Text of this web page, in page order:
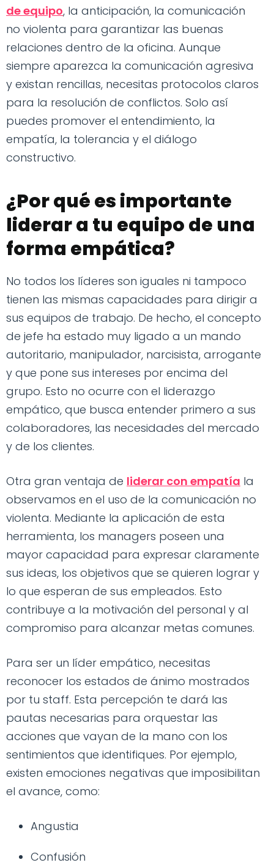
de equipo, la anticipación, la comunicación
no violenta para garantizar las buenas
relaciones dentro de la oficina. Aunque
siempre aparezca la comunicación agresiva
y existan rencillas, necesitas protocolos claros
para la resolución de conflictos. Solo así
puedes promover el entendimiento, la
empatía, la tolerancia y el diálogo
constructivo.
¿Por qué es importante
liderar a tu equipo de una
forma empática?
No todos los líderes son iguales ni tampoco
tienen las mismas capacidades para dirigir a
sus equipos de trabajo. De hecho, el concepto
de jefe ha estado muy ligado a un mando
autoritario, manipulador, narcisista, arrogante
y que pone sus intereses por encima del
grupo. Esto no ocurre con el liderazgo
empático, que busca entender primero a sus
colaboradores, las necesidades del mercado
y de los clientes.
Otra gran ventaja de liderar con empatía la
observamos en el uso de la comunicación no
violenta. Mediante la aplicación de esta
herramienta, los managers poseen una
mayor capacidad para expresar claramente
sus ideas, los objetivos que se quieren lograr y
lo que esperan de sus empleados. Esto
contribuye a la motivación del personal y al
compromiso para alcanzar metas comunes.
Para ser un líder empático, necesitas
reconocer los estados de ánimo mostrados
por tu staff. Esta percepción te dará las
pautas necesarias para orquestar las
acciones que vayan de la mano con los
sentimientos que identifiques. Por ejemplo,
existen emociones negativas que imposibilitan
el avance, como:
Angustia
Confusión